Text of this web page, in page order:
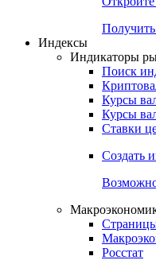
Индексы
Индикаторы
Поиск
Курсы
Курсы
Ставки
Создать
Росстат